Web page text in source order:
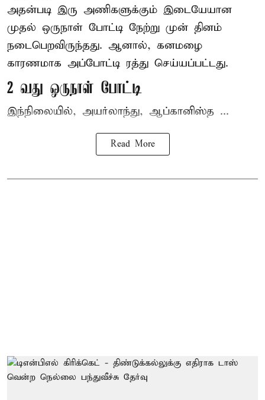
அதன்படி இரு அணிகளுக்கும் இடையேயான
முதல் ஒருநாள் போட்டி நேற்று முன் தினம்
நடைபெறவிருந்தது. ஆனால், கனமழை
காரணமாக அப்போட்டி ரத்து செய்யப்பட்டது.
2 வது ஒருநாள் போட்டி
இந்நிலையில், அயர்லாந்து, ஆப்கானிஸ்த ...
Read More